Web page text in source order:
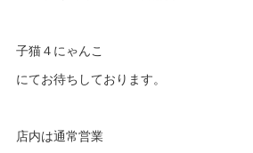
子猫４にゃんこ
にてお待ちしております。
店内は通常営業